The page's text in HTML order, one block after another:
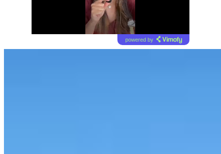
powered by